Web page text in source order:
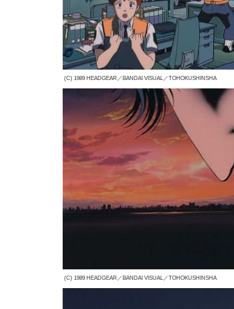
(C) 1989 HEADGEAR／BANDAI VISUAL／TOHOKUSHINSHA
(C) 1989 HEADGEAR／BANDAI VISUAL／TOHOKUSHINSHA